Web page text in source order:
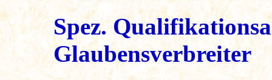
Spez.
Glaubensverbreiter